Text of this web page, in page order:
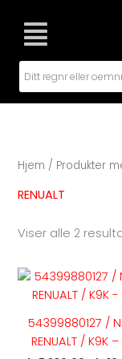
innholdet
Hjem / Produkter
RENUALT
Viser alle 2
54399880127 /
RENUALT / K9K –